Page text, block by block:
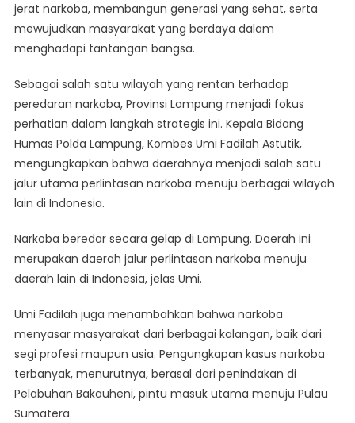
jerat narkoba, membangun generasi yang sehat, serta
mewujudkan masyarakat yang berdaya dalam
menghadapi tantangan bangsa.
Sebagai salah satu wilayah yang rentan terhadap
peredaran narkoba, Provinsi Lampung menjadi fokus
perhatian dalam langkah strategis ini. Kepala Bidang
Humas Polda Lampung, Kombes Umi Fadilah Astutik,
mengungkapkan bahwa daerahnya menjadi salah satu
jalur utama perlintasan narkoba menuju berbagai wilayah
lain di Indonesia.
Narkoba beredar secara gelap di Lampung. Daerah ini
merupakan daerah jalur perlintasan narkoba menuju
daerah lain di Indonesia, jelas Umi.
Umi Fadilah juga menambahkan bahwa narkoba
menyasar masyarakat dari berbagai kalangan, baik dari
segi profesi maupun usia. Pengungkapan kasus narkoba
terbanyak, menurutnya, berasal dari penindakan di
Pelabuhan Bakauheni, pintu masuk utama menuju Pulau
Sumatera.